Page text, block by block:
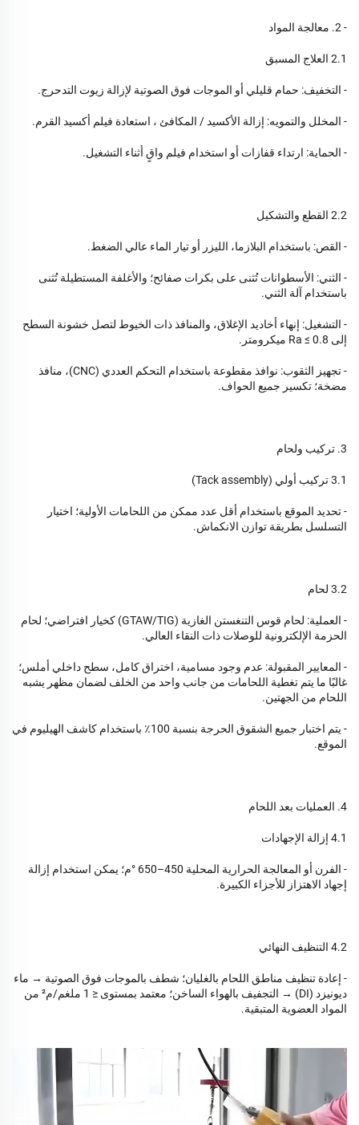
- 2. معالجة المواد
2.1 العلاج المسبق
- التخفيف: حمام قليلي أو الموجات فوق الصوتية لإزالة زيوت التدحرج.
- المخلل والتمويه: إزالة الأكسيد / المكافئ ، استعادة فيلم أكسيد القرم.
- الحماية: ارتداء قفازات أو استخدام فيلم واقٍ أثناء التشغيل.
2.2 القطع والتشكيل
- القص: باستخدام البلازما، الليزر أو تيار الماء عالي الضغط.
- الثني: الأسطوانات تُثنى على بكرات صفائح؛ والأغلفة المستطيلة تُثنى
باستخدام آلة الثني.
- التشغيل: إنهاء أخاديد الإغلاق، والمنافذ ذات الخيوط لتصل خشونة السطح
إلى Ra ≤ 0.8 ميكرومتر.
- تجهيز الثقوب: نوافذ مقطوعة باستخدام التحكم العددي (CNC)، منافذ
مضخة؛ تكسير جميع الحواف.
3. تركيب ولحام
3.1 تركيب أولي (Tack assembly)
- تحديد الموقع باستخدام أقل عدد ممكن من اللحامات الأولية؛ اختيار
التسلسل بطريقة توازن الانكماش.
3.2 لحام
- العملية: لحام قوس التنغستن الغازية (GTAW/TIG) كخيار افتراضي؛ لحام
الحزمة الإلكترونية للوصلات ذات النقاء العالي.
- المعايير المقبولة: عدم وجود مسامية، اختراق كامل، سطح داخلي أملس؛
غالبًا ما يتم تغطية اللحامات من جانب واحد من الخلف لضمان مظهر يشبه
اللحام من الجهتين.
- يتم اختبار جميع الشقوق الحرجة بنسبة 100٪ باستخدام كاشف الهيليوم في
الموقع.
4. العمليات بعد اللحام
4.1 إزالة الإجهادات
- الفرن أو المعالجة الحرارية المحلية 450–650 °م؛ يمكن استخدام إزالة
إجهاد الاهتزاز للأجزاء الكبيرة.
4.2 التنظيف النهائي
- إعادة تنظيف مناطق اللحام بالغليان؛ شطف بالموجات فوق الصوتية → ماء
ديونيزد (DI) → التجفيف بالهواء الساخن؛ معتمد بمستوى ≤ 1 ملغم/م² من
المواد العضوية المتبقية.